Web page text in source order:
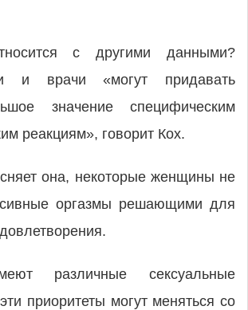
с другими данными?
и врачи «могут придавать
значение специфическим
реакциям», говорит Кох.
она, некоторые женщины не
оргазмы решающими для
различные сексуальные
приоритеты могут меняться со